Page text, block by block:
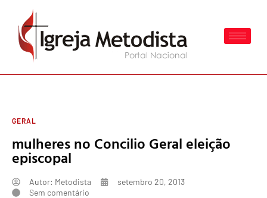
GERAL
mulheres no Concilio Geral eleição
episcopal
Autor: Metodista
setembro 20, 2013
Sem comentário